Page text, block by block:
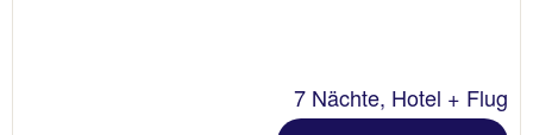
7 Nächte, Hotel + Flug